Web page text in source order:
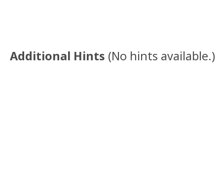
Additional Hints (No hints available.)